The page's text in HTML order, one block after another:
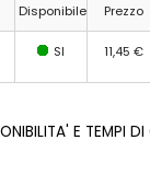
Disponibile Prezzo
SI 11,45 €
E TEMPI